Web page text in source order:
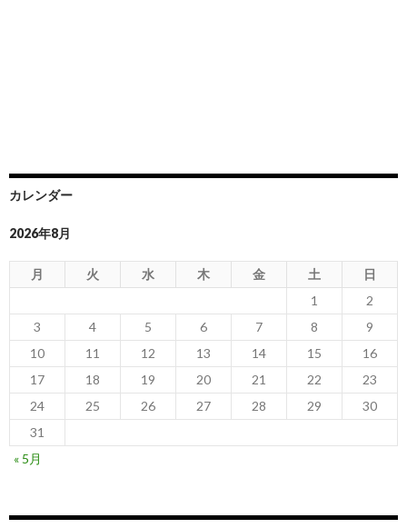
カレンダー
2026年8月
月 火 水 木 金 土
日
1
2
3
4 5 6 7 8
9
10
11 12 13 14 15
16
17
18 19 20 21 22
23
24
25 26 27 28 29
30
31
« 5月